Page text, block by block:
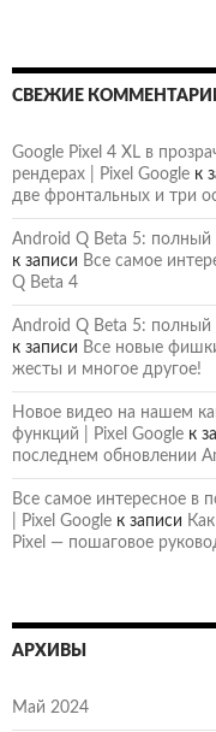
СВЕЖИЕ
Google Pixel 4 XL в
рендерах | Pixel Google к
две фронтальных и три
Android Q Beta 5: полный
к записи Все самое
Q Beta 4
Android Q Beta 5: полный
к записи Все новые
жесты и многое другое!
Новое видео на нашем
функций | Pixel Google к
последнем обновлении
Все самое интересное в
| Pixel Google к записи
Pixel — пошаговое
АРХИВЫ
Май 2024